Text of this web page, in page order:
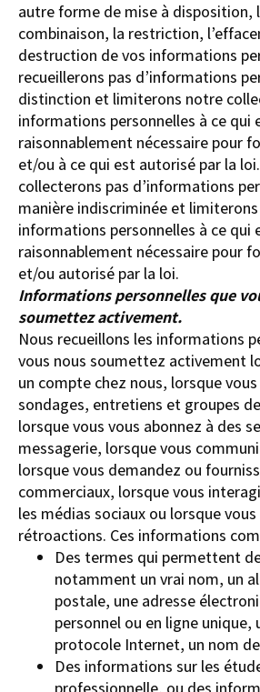
autre forme de mise à disposition,
combinaison, la restriction,
destruction de vos informations
recueillerons pas d’informations
distinction et limiterons notre
informations personnelles à ce qui
raisonnablement nécessaire pour
et/ou à ce qui est autorisé par la loi.
collecterons pas d’informations
manière indiscriminée et
informations personnelles à ce qui
raisonnablement nécessaire pour
et/ou autorisé par la loi.
Informations personnelles que
soumettez activement.
Nous recueillons les informations
vous nous soumettez activement
un compte chez nous, lorsque
sondages, entretiens et groupes
lorsque vous vous abonnez à des
messagerie, lorsque vous
lorsque vous demandez ou
commerciaux, lorsque vous
les médias sociaux ou lorsque
rétroactions. Ces informations
Des termes qui permettent
notamment un vrai nom, un
postale, une adresse
personnel ou en ligne unique,
protocole Internet, un nom
Des informations sur les